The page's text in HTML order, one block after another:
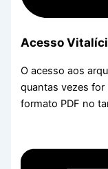
Acesso
O acesso aos
quantas vezes
formato PDF no